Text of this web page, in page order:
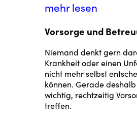
mehr lesen
Vorsorge und
Niemand denkt gern
Krankheit oder einen
nicht mehr selbst
können. Gerade
wichtig, rechtzeitig
treffen.